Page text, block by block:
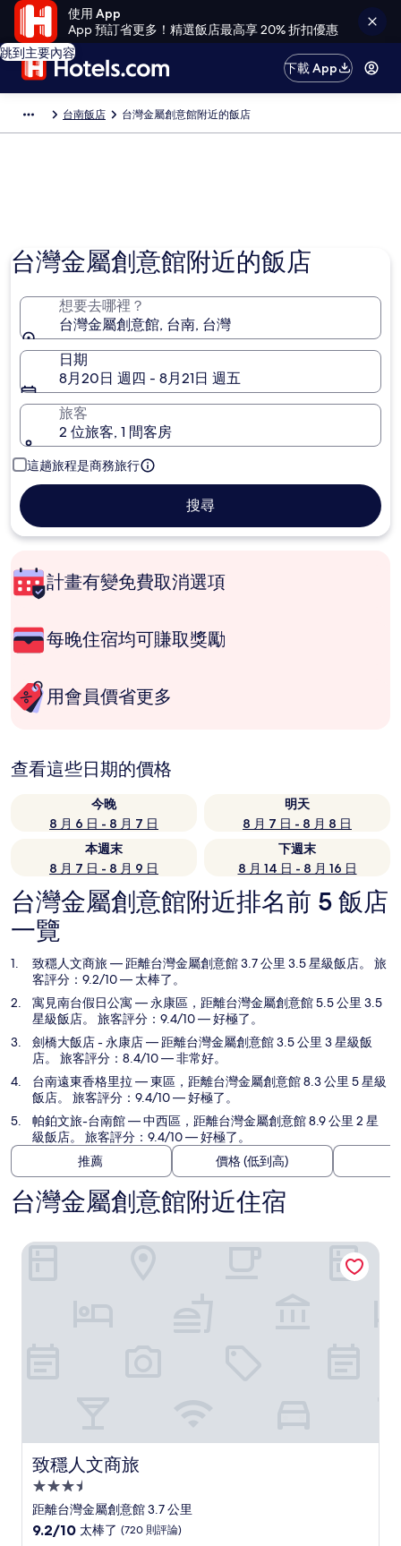
使用 App
App 預訂省更多！精選飯店最高享 20% 折扣優惠
跳到主要內容
下載 App
台南飯店 台灣金屬創意館附近的飯店
台灣金屬創意館附近的飯店
想要去哪裡？
台灣金屬創意館, 台南, 台灣
日期
8月20日 週四 - 8月21日 週五
旅客
2 位旅客, 1 間客房
這趟旅程是商務旅行
搜尋
計畫有變免費取消選項
每晚住宿均可賺取獎勵
用會員價省更多
查看這些日期的價格
今晚
8 月 6 日 - 8 月 7 日
明天
8 月 7 日 - 8 月 8 日
本週末
8 月 7 日 - 8 月 9 日
下週末
8 月 14 日 - 8 月 16 日
台灣金屬創意館附近排名前 5 飯店
一覽
致穩人文商旅— 距離台灣金屬創意館 3.7 公里 3.5 星級飯店。 旅
客評分：9.2/10 — 太棒了。
寓見南台假日公寓 — 永康區，距離台灣金屬創意館 5.5 公里 3.5
星級飯店。 旅客評分：9.4/10 — 好極了。
劍橋大飯店 - 永康店— 距離台灣金屬創意館 3.5 公里 3 星級飯
店。 旅客評分：8.4/10 — 非常好。
台南遠東香格里拉 — 東區，距離台灣金屬創意館 8.3 公里 5 星級
飯店。 旅客評分：9.4/10 — 好極了。
帕鉑文旅-台南館— 中西區，距離台灣金屬創意館 8.9 公里 2 星
級飯店。 旅客評分：9.4/10 — 好極了。
推薦
價格 (低到高)
台灣金屬創意館附近住宿
致穩人文商旅
致穩人文商旅
3.5
星
級
距離台灣金屬創意館 3.7 公里
9.2
9.2/10 太棒了 (720 則評論)
致穩人文商旅